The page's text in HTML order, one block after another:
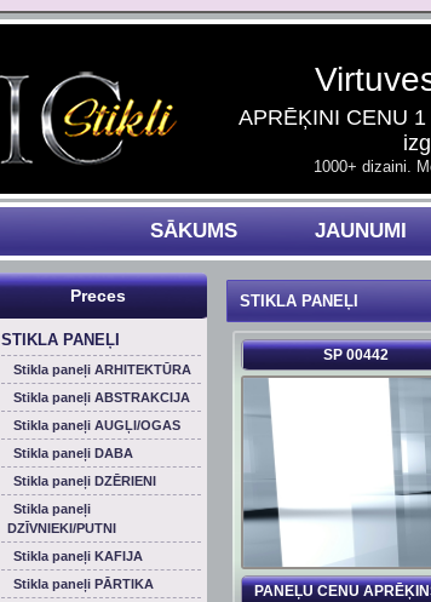
APRĒĶINI CENU
1000+ dizaini.
SĀKUMS JAUNUMI
STIKLA PANEĻI
SP 00442
PANEĻU CENU
Preces
STIKLA PANEĻI
Stikla paneļi ARHITEKTŪRA
Stikla paneļi ABSTRAKCIJA
Stikla paneļi AUGĻI/OGAS
Stikla paneļi DABA
Stikla paneļi DZĒRIENI
Stikla paneļi
DZĪVNIEKI/PUTNI
Stikla paneļi KAFIJA
Stikla paneļi PĀRTIKA